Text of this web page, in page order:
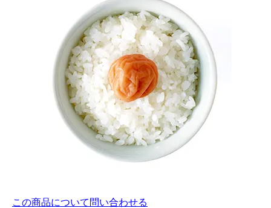
この商品について問い合わせる